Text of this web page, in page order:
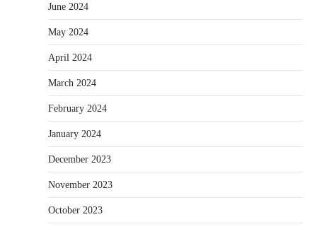
June 2024
May 2024
April 2024
March 2024
February 2024
January 2024
December 2023
November 2023
October 2023